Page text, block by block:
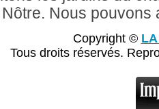
Nôtre. Nous pouvons
Copyright ©
Tous droits réservés.